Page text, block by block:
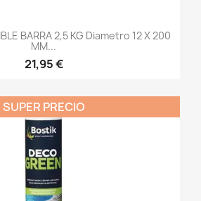
BARRA 2,5 KG Diametro 12 X 200
MM...
21,95 €
SUPER PRECIO